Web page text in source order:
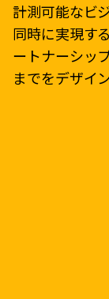
計測可能なビ
同時に実現す
ートナーシッ
までをデザイ